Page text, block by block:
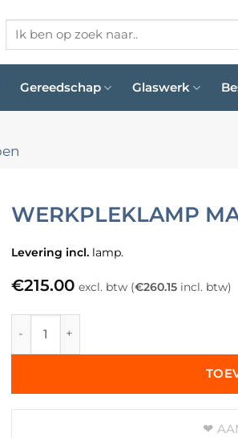
Zoeken
Gereedschap Glaswerk
WERKPLEKLAMP
Levering incl.lamp.
€215.00 excl. btw (€260.15incl. btw)